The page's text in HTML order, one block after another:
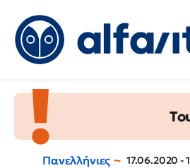
Πανελλήνιες 17.06.2020 -